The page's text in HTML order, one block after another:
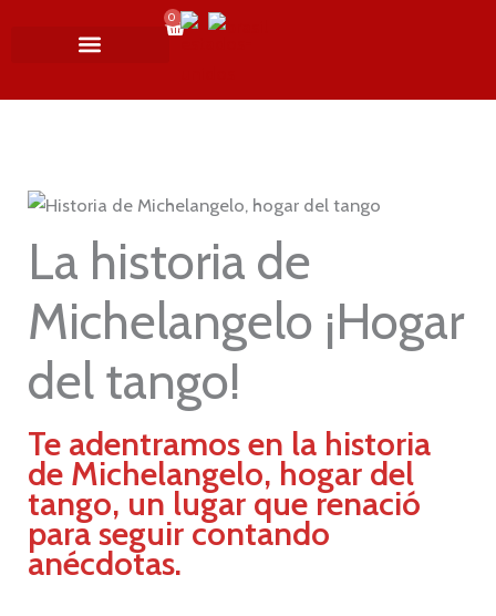
0
Cart
La historia de
Michelangelo ¡Hogar
del tango!
Te adentramos en la historia
de Michelangelo, hogar del
tango, un lugar que renació
para seguir contando
anécdotas.